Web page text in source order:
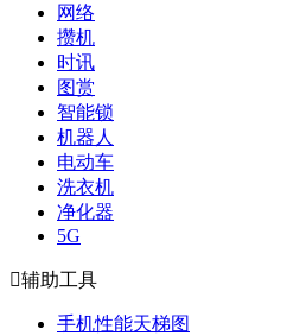
网络
攒机
时讯
图赏
智能锁
机器人
电动车
洗衣机
净化器
5G
辅助工具
手机性能天梯图